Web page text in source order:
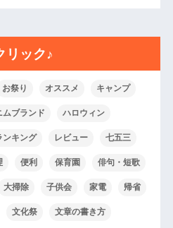
リック♪
お祭り オススメ キャンプ
ムブランド ハロウィン
ンキング レビュー 七五三
便利 保育園 俳句・短歌
大掃除 子供会 家電 帰省
文化祭 文章の書き方